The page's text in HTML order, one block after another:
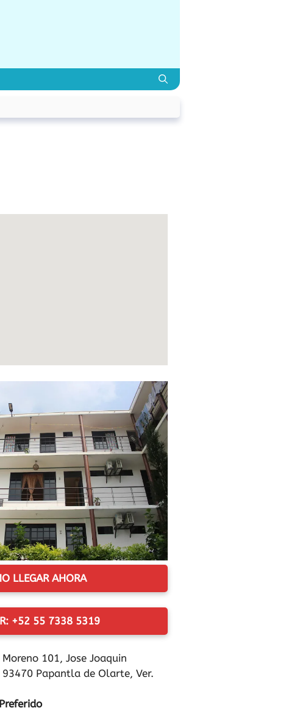
LLEGAR AHORA
+52 55 7338 5319
Moreno 101, Jose Joaquin
93470 Papantla de Olarte, Ver.